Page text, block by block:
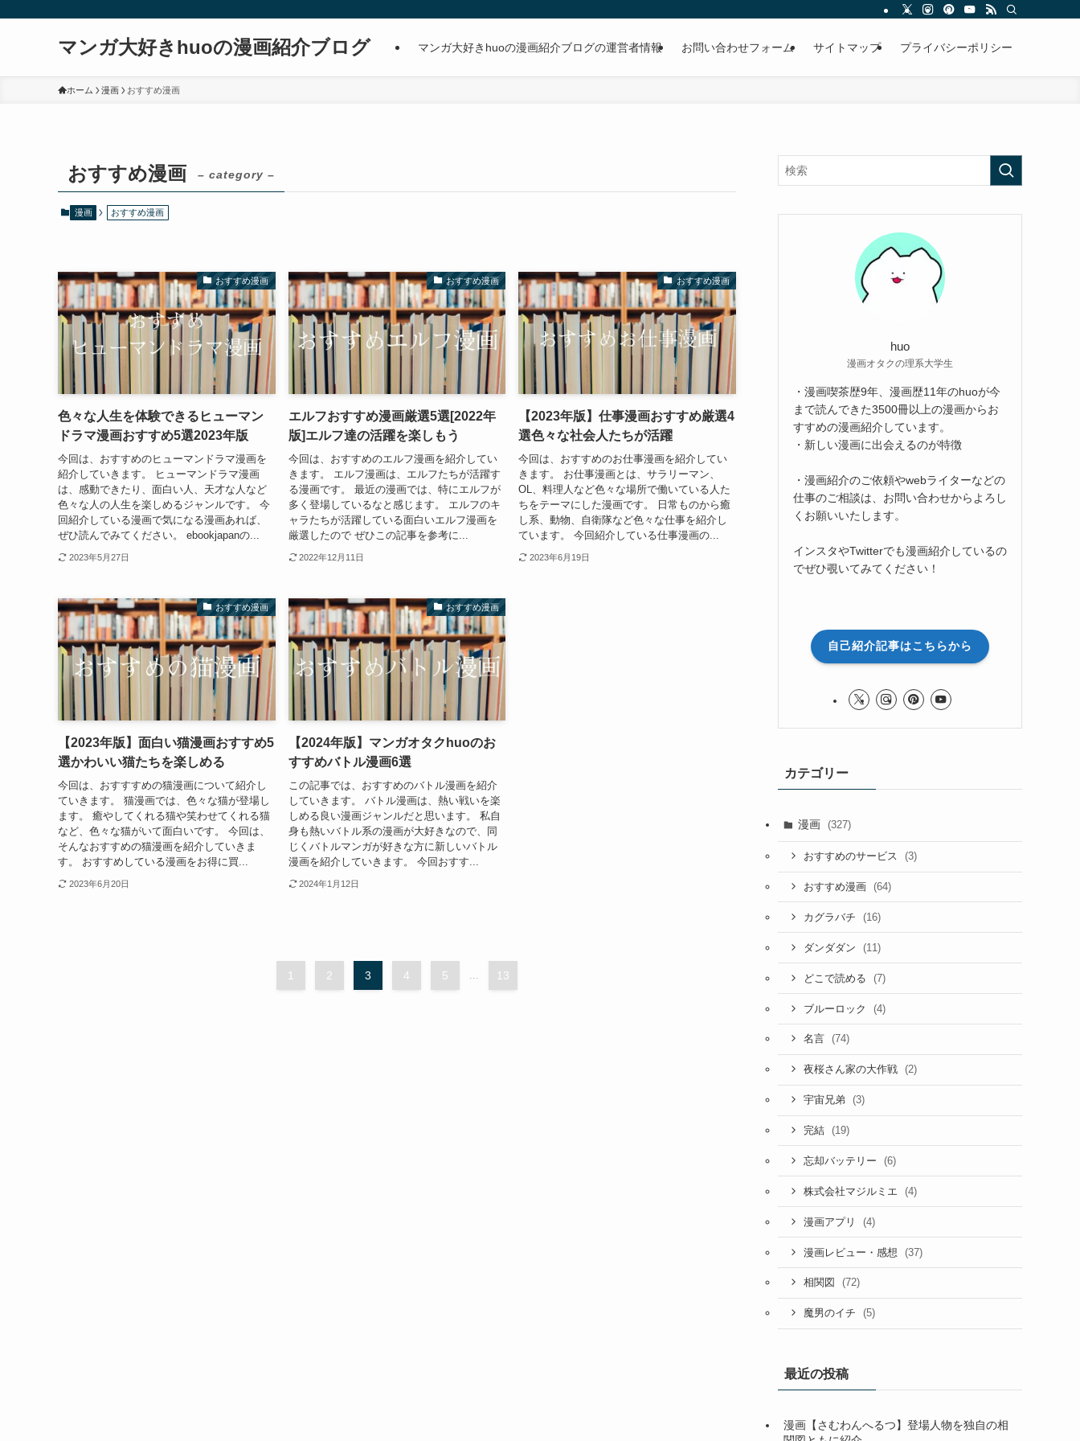
マンガ大好きhuoの漫画紹介ブログ マンガ大好きhuoの漫画紹介ブログの運営者情報 お問い合わせフォーム サイトマップ プライバシーポリシー
ホーム 漫画 おすすめ漫画
おすすめ漫画 – category –
漫画 おすすめ漫画
おすすめ漫画
色々な人生を体験できるヒューマン
ドラマ漫画おすすめ5選2023年版
今回は、おすすめのヒューマンドラマ漫画を
紹介していきます。 ヒューマンドラマ漫画
は、感動できたり、面白い人、天才な人など
色々な人の人生を楽しめるジャンルです。 今
回紹介している漫画で気になる漫画あれば、
ぜひ読んでみてください。 ebookjapanの...
2023年5月27日
おすすめ漫画
エルフおすすめ漫画厳選5選[2022年
版]エルフ達の活躍を楽しもう
今回は、おすすめのエルフ漫画を紹介してい
きます。 エルフ漫画は、エルフたちが活躍す
る漫画です。 最近の漫画では、特にエルフが
多く登場しているなと感じます。 エルフのキ
ャラたちが活躍している面白いエルフ漫画を
厳選したので ぜひこの記事を参考に...
2022年12月11日
おすすめ漫画
【2023年版】仕事漫画おすすめ厳選4
選色々な社会人たちが活躍
今回は、おすすめのお仕事漫画を紹介してい
きます。 お仕事漫画とは、サラリーマン、
OL、料理人など色々な場所で働いている人た
ちをテーマにした漫画です。 日常ものから癒
し系、動物、自衛隊など色々な仕事を紹介し
ています。 今回紹介している仕事漫画の...
2023年6月19日
おすすめ漫画
【2023年版】面白い猫漫画おすすめ5
選かわいい猫たちを楽しめる
今回は、おすすすめの猫漫画について紹介し
ていきます。 猫漫画では、色々な猫が登場し
ます。 癒やしてくれる猫や笑わせてくれる猫
など、色々な猫がいて面白いです。 今回は、
そんなおすすめの猫漫画を紹介していきま
す。 おすすめしている漫画をお得に買...
2023年6月20日
おすすめ漫画
【2024年版】マンガオタクhuoのお
すすめバトル漫画6選
この記事では、おすすめのバトル漫画を紹介
していきます。 バトル漫画は、熱い戦いを楽
しめる良い漫画ジャンルだと思います。 私自
身も熱いバトル系の漫画が大好きなので、同
じくバトルマンガが好きな方に新しいバトル
漫画を紹介していきます。 今回おすす...
2024年1月12日
1 2 3 4 5 13
huo
漫画オタクの理系大学生
・漫画喫茶歴9年、漫画歴11年のhuoが今
まで読んできた3500冊以上の漫画からお
すすめの漫画紹介しています。
・新しい漫画に出会えるのが特徴
・漫画紹介のご依頼やwebライターなどの
仕事のご相談は、お問い合わせからよろし
くお願いいたします。
インスタやTwitterでも漫画紹介しているの
でぜひ覗いてみてください！
自己紹介記事はこちらから
カテゴリー
漫画 (327)
おすすめのサービス (3)
おすすめ漫画 (64)
カグラバチ (16)
ダンダダン (11)
どこで読める (7)
ブルーロック (4)
名言 (74)
夜桜さん家の大作戦 (2)
宇宙兄弟 (3)
完結 (19)
忘却バッテリー (6)
株式会社マジルミエ (4)
漫画アプリ (4)
漫画レビュー・感想 (37)
相関図 (72)
魔男のイチ (5)
最近の投稿
漫画【さむわんへるつ】登場人物を独自の相